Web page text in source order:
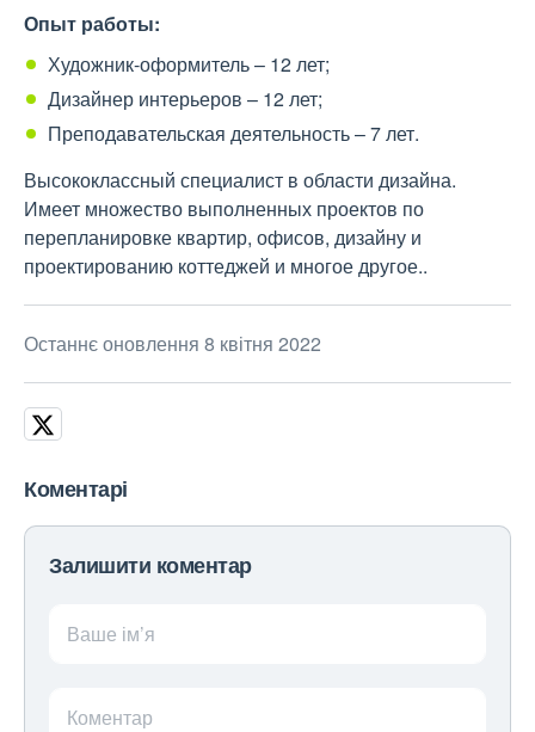
Опыт работы:
Художник-оформитель – 12 лет;
Дизайнер интерьеров – 12 лет;
Преподавательская деятельность – 7 лет.
Высококлассный специалист в области дизайна.
Имеет множество выполненных проектов по
перепланировке квартир, офисов, дизайну и
проектированию коттеджей и многое другое..
Останнє оновлення 8 квітня 2022
Коментарі
Залишити коментар
Ваше ім’я
Коментар